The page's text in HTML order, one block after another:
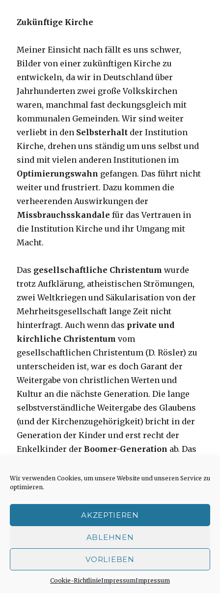
Wir verwenden Cookies, um unsere Website und unseren Service zu
optimieren.
AKZEPTIEREN
ABLEHNEN
VORLIEBEN
Cookie-RichtlinieImpressumImpressum
Zukünftige Kirche
Meiner Einsicht nach fällt es uns schwer,
Bilder von einer zukünftigen Kirche zu
entwickeln, da wir in Deutschland über
Jahrhunderten zwei große Volkskirchen
waren, manchmal fast deckungsgleich mit
kommunalen Gemeinden. Wir sind weiter
verliebt in den Selbsterhalt der Institution
Kirche, drehen uns ständig um uns selbst und
sind mit vielen anderen Institutionen im
Optimierungswahn gefangen. Das führt nicht
weiter und frustriert. Dazu kommen die
verheerenden Auswirkungen der
Missbrauchsskandalefür das Vertrauen in
die Institution Kirche und ihr Umgang mit
Macht.
Das gesellschaftliche Christentum wurde
trotz Aufklärung, atheistischen Strömungen,
zwei Weltkriegen und Säkularisation von der
Mehrheitsgesellschaft lange Zeit nicht
hinterfragt. Auch wenn das private und
kirchliche Christentum vom
gesellschaftlichen Christentum (D. Rösler) zu
unterscheiden ist, war es doch Garant der
Weitergabe von christlichen Werten und
Kultur an die nächste Generation. Die lange
selbstverständliche Weitergabe des Glaubens
(und der Kirchenzugehörigkeit) bricht in der
Generation der Kinder und erst recht der
Enkelkinder derBoomer-Generation ab. Das
Berufsbiographie in den Gemeinden hautnah
erlebt. Hier entlastet Religionssoziologie, da
sie nachvollziehbar aufzeigt, dassleere
Kirchenausstritte
Megatrend:Säkularisierung
Individualisierung,Modernisierung). Was
also in dieser Lage tun? Der Versuch mit dem